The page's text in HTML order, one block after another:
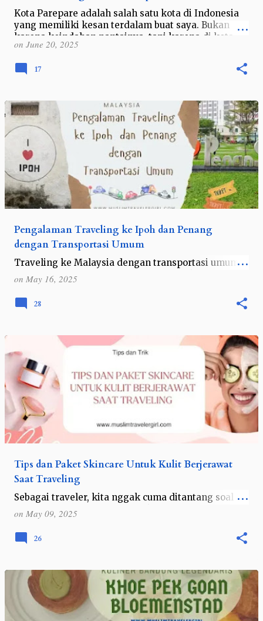
Kota Parepare adalah salah satu kota di Indonesia
yang memiliki kesan terdalam buat saya. Bukan
karena keindahan pantainya, tapi karena di kota
inilah almarhum opa (ayah dari ibu)…
on June 20, 2025
17
Pengalaman Traveling ke Ipoh dan Penang
dengan Transportasi Umum
Traveling ke Malaysia dengan transportasi umum
bisa jadi pengalaman seru yang penuh kejutan,
apalagi jika kalian tipikal traveler yang suka
perjalanan yang fleksibel dan dekat de…
on May 16, 2025
28
Tips dan Paket Skincare Untuk Kulit Berjerawat
Saat Traveling
Sebagai traveler, kita nggak cuma ditantang soal
rute dan itinerary aja, urusan kulit juga bisa jadi
masalah serius, lho. Selama perjalanan, wajah kita
sering banget kena paparan …
on May 09, 2025
26